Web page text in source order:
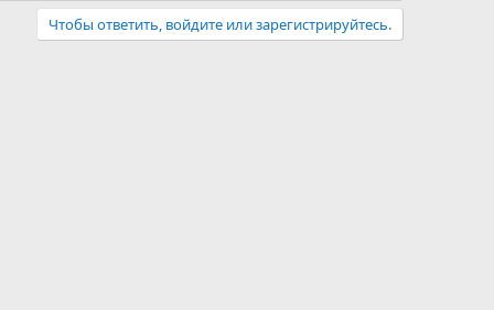
Чтобы ответить, войдите или зарегистрируйтесь.